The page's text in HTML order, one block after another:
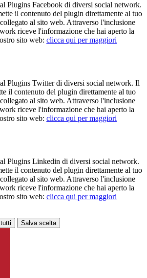
Plugins Facebook di diversi social network.
il contenuto del plugin direttamente al tuo
al sito web. Attraverso l'inclusione
riceve l'informazione che hai aperto la
sito web: clicca qui per maggiori
Plugins Twitter di diversi social network. Il
il contenuto del plugin direttamente al tuo
al sito web. Attraverso l'inclusione
riceve l'informazione che hai aperto la
sito web: clicca qui per maggiori
Plugins Linkedin di diversi social network.
il contenuto del plugin direttamente al tuo
al sito web. Attraverso l'inclusione
riceve l'informazione che hai aperto la
sito web: clicca qui per maggiori
Salva scelta